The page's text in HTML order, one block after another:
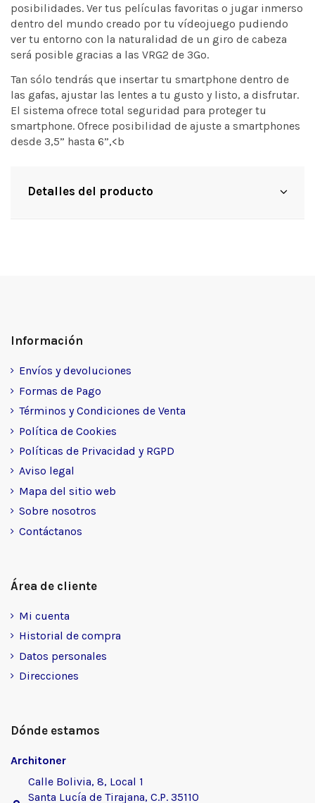
posibilidades. Ver tus películas favoritas o jugar inmerso
dentro del mundo creado por tu vídeojuego pudiendo
ver tu entorno con la naturalidad de un giro de cabeza
será posible gracias a las VRG2 de 3Go.
Tan sólo tendrás que insertar tu smartphone dentro de
las gafas, ajustar las lentes a tu gusto y listo, a disfrutar.
El sistema ofrece total seguridad para proteger tu
smartphone. Ofrece posibilidad de ajuste a smartphones
desde 3,5” hasta 6”,<b
Detalles del producto
Información
Envíos y devoluciones
Formas de Pago
Términos y Condiciones de Venta
Política de Cookies
Políticas de Privacidad y RGPD
Aviso legal
Mapa del sitio web
Sobre nosotros
Contáctanos
Área de cliente
Mi cuenta
Historial de compra
Datos personales
Direcciones
Dónde estamos
Architoner
Calle Bolivia, 8, Local 1
Santa Lucía de Tirajana, C.P. 35110